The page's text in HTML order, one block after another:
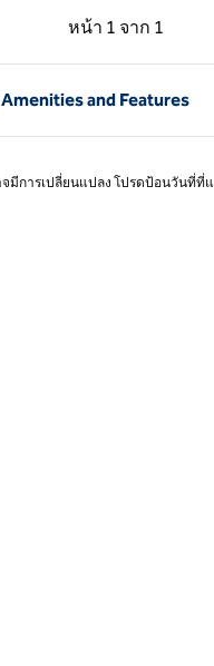
หน้า 1 จาก 1
หน้าก่อน, 1 จาก 1
หน้า 1 จาก 1
and Features
มีการเปลี่ยนแปลง โปรดป้อนวันที่ที่